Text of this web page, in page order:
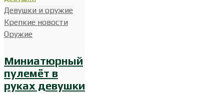
Девушки и оружие
Крепкие новости
Оружие
Миниатюрный
пулемёт в
руках девушки